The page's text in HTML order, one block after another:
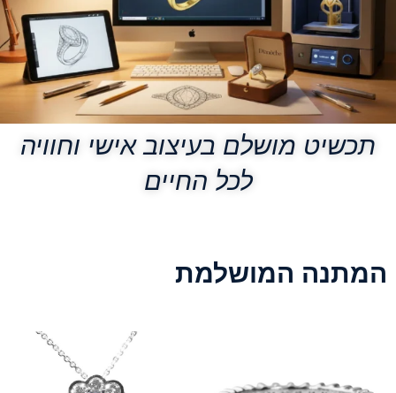
תכשיט מושלם בעיצוב אישי וחוויה
לכל החיים
המתנה המושלמת